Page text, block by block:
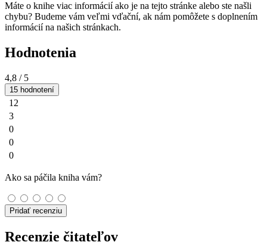
Máte o knihe viac informácií ako je na tejto stránke alebo ste našli
chybu? Budeme vám veľmi vďační, ak nám pomôžete s doplnením
informácií na našich stránkach.
Hodnotenia
4,8 / 5
15 hodnotení
12
3
0
0
0
Ako sa páčila kniha vám?
Pridať recenziu
Recenzie čitateľov